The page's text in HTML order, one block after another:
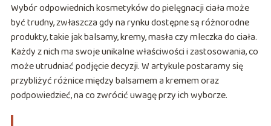
Wybór odpowiednich kosmetyków do pielęgnacji ciała może
być trudny, zwłaszcza gdy na rynku dostępne są różnorodne
produkty, takie jak balsamy, kremy, masła czy mleczka do ciała.
Każdy z nich ma swoje unikalne właściwości i zastosowania, co
może utrudniać podjęcie decyzji. W artykule postaramy się
przybliżyć różnice między balsamem a kremem oraz
podpowiedzieć, na co zwrócić uwagę przy ich wyborze.